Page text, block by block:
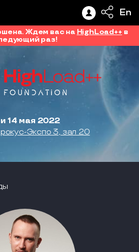
En
Ждем вас на HighLoad++ в
раз!
и 14 мая 2022
Экспо 3, зал 20